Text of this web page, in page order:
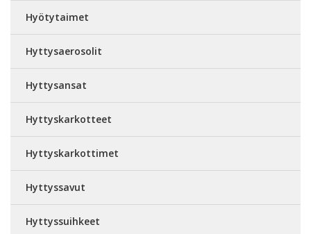
Hyötytaimet
Hyttysaerosolit
Hyttysansat
Hyttyskarkotteet
Hyttyskarkottimet
Hyttyssavut
Hyttyssuihkeet